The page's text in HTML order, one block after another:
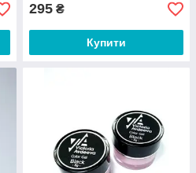
295 ₴
Купити